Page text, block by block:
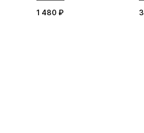
1 480 ₽